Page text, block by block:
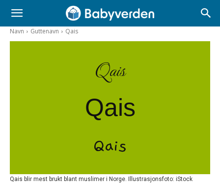
Navn Guttenavn Qais
Qais
Qais
Qais
Qais blir mest brukt blant muslimer i Norge. Illustrasjonsfoto: iStock